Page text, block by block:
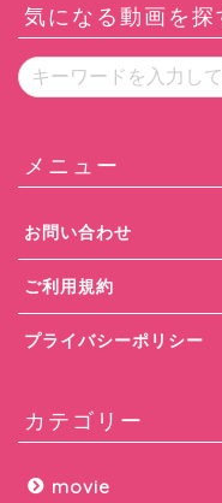
気になる動画を探
メニュー
お問い合わせ
ご利用規約
プライバシーポリシー
カテゴリー
movie